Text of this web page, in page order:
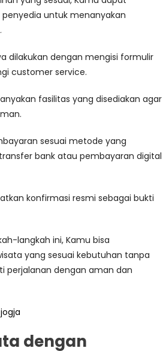
untuk menanyakan
dilakukan dengan mengisi formulir
customer service.
fasilitas yang disediakan agar
sesuai metode yang
bank atau pembayaran digital
konfirmasi resmi sebagai bukti
langkah ini, Kamu bisa
yang sesuai kebutuhan tanpa
perjalanan dengan aman dan
dengan